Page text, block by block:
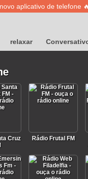
aplicativo de telefone
relaxar
Cruz
Rádio Frutal FM